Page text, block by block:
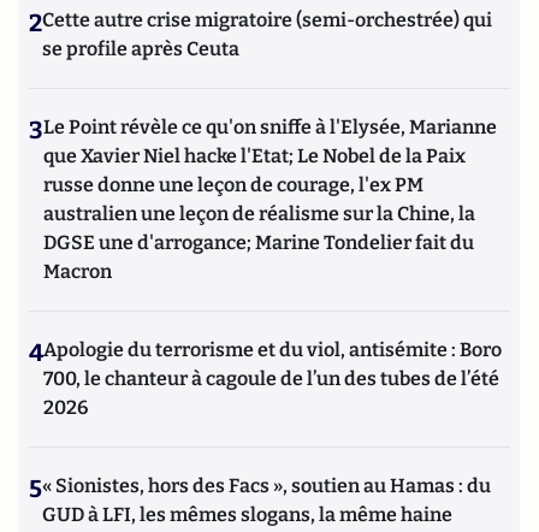
2Cette autre crise migratoire (semi-orchestrée) qui
se profile après Ceuta
3Le Point révèle ce qu'on sniffe à l'Elysée, Marianne
que Xavier Niel hacke l'Etat; Le Nobel de la Paix
russe donne une leçon de courage, l'ex PM
australien une leçon de réalisme sur la Chine, la
DGSE une d'arrogance; Marine Tondelier fait du
Macron
4Apologie du terrorisme et du viol, antisémite : Boro
700, le chanteur à cagoule de l’un des tubes de l’été
2026
5« Sionistes, hors des Facs », soutien au Hamas : du
GUD à LFI, les mêmes slogans, la même haine